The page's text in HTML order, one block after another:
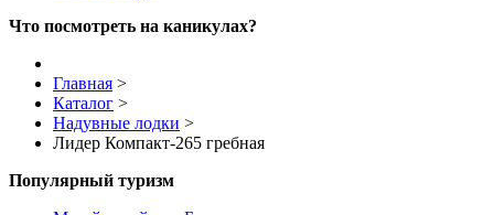
Что посмотреть на каникулах?
Главная >
Каталог >
Надувные лодки >
Лидер Компакт-265 гребная
Популярный туризм